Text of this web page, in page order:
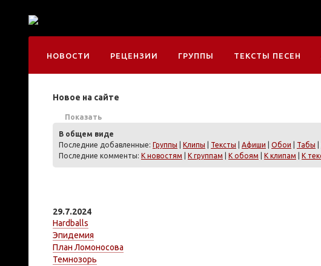
НОВОСТИ РЕЦЕНЗИИ ГРУППЫ ТЕКСТЫ ПЕСЕН
Новое на сайте
Показать
В общем виде
Последние добавленные: Группы Клипы Тексты Афиши Обои Табы
Последние комменты: К новостям К группам К обоям К клипам К
29.7.2024
Hardballs
Эпидемия
План Ломоносова
Темнозорь